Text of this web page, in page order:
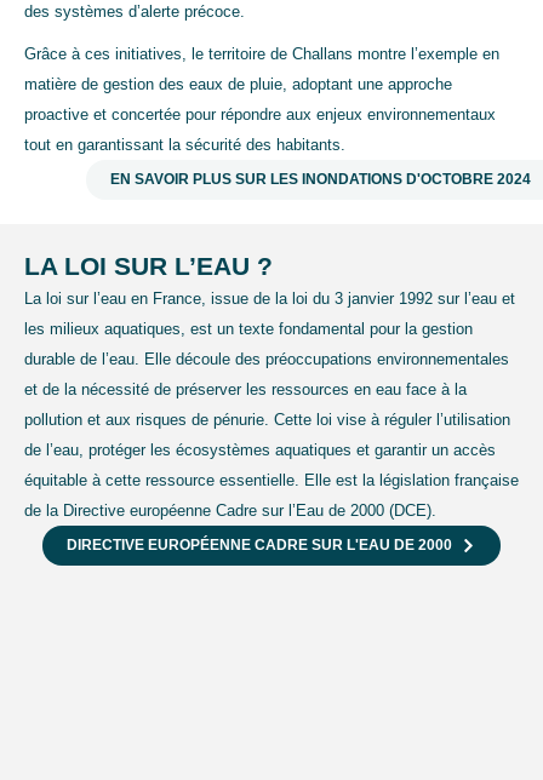
des systèmes d’alerte précoce.
Grâce à ces initiatives, le territoire de Challans montre l’exemple en
matière de gestion des eaux de pluie, adoptant une approche
proactive et concertée pour répondre aux enjeux environnementaux
tout en garantissant la sécurité des habitants.
EN SAVOIR PLUS SUR LES INONDATIONS D'OCTOBRE 2024
LA LOI SUR L’EAU ?
La loi sur l’eau en France, issue de la loi du 3 janvier 1992 sur l’eau et
les milieux aquatiques, est un texte fondamental pour la gestion
durable de l’eau. Elle découle des préoccupations environnementales
et de la nécessité de préserver les ressources en eau face à la
pollution et aux risques de pénurie. Cette loi vise à réguler l’utilisation
de l’eau, protéger les écosystèmes aquatiques et garantir un accès
équitable à cette ressource essentielle. Elle est la législation française
de la Directive européenne Cadre sur l’Eau de 2000 (DCE).
DIRECTIVE EUROPÉENNE CADRE SUR L'EAU DE 2000